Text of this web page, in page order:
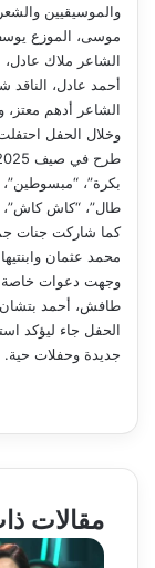
والموسيقيين
موسى، الموزع
الشاعر ملاك
أحمد عادل،
الشاعر أدهم
وخلال الحفل
بكرة”،
طال”، “كاش كاش”،
كما شاركت جنات
محمد عثمان
وجهت دعوات خاصة
طافش، أحمد
الحفل جاء ليؤكد
جديدة وحفلات حية.
مقالات